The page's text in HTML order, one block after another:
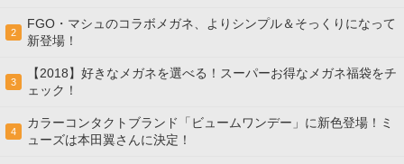
2
FGO・マシュのコラボメガネ、よりシンプル＆そっくりになって
新登場！
3
【2018】好きなメガネを選べる！スーパーお得なメガネ福袋をチ
ェック！
4
カラーコンタクトブランド「ビュームワンデー」に新色登場！ミ
ューズは本田翼さんに決定！